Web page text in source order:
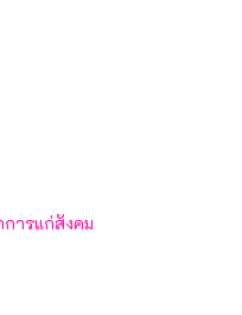
ารแก่สังคม